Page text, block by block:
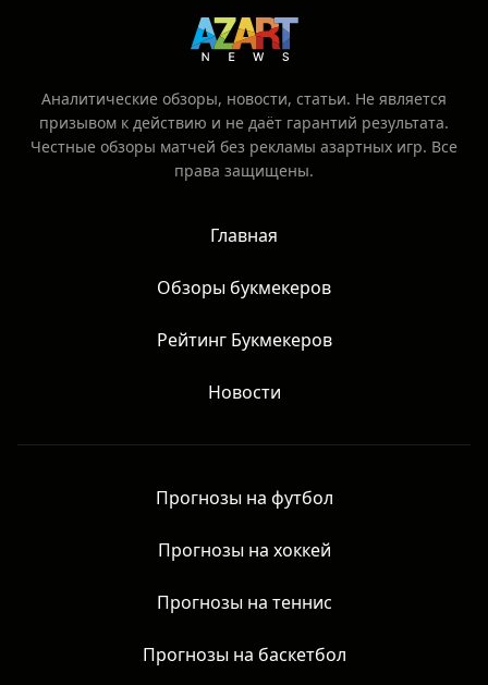
Аналитические обзоры, новости, статьи. Не является
призывом к действию и не даёт гарантий результата.
Честные обзоры матчей без рекламы азартных игр. Все
права защищены.
Главная
Обзоры букмекеров
Рейтинг Букмекеров
Новости
Прогнозы на футбол
Прогнозы на хоккей
Прогнозы на теннис
Прогнозы на баскетбол